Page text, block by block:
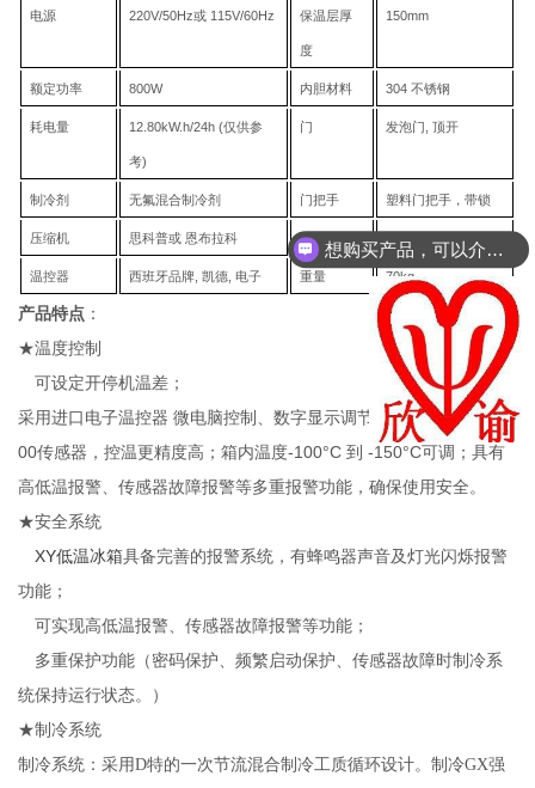
电源 220V/50Hz或 115V/60Hz 保温层厚
度
150mm
额定功率 800W 内胆材料 304不锈钢
耗电量 12 .80kW.h/24h (仅供参
考)
门 发泡门 ,顶开
制冷剂 无氟混合制冷剂 门把手 塑料门把手，带锁
压缩机 思科普或 恩布拉科 脚轮 4 福马脚轮
温控器 西班牙品牌 ,凯德 ,电子 重量 70kg
产品特点 ：
★温度控制
可设定开停机温差 ；
采用进口电子温控器 微电脑控制、数字显示调节单位为0.1 ℃；PT1
00传感器，控温更精度高；箱内温度-100°C到-150°C可调；具有
高低温报警、传感器故障报警等多重报警功能，确保使用安全。
★安全系统
XY低温冰箱具备完善的报警系统，有蜂鸣器声音及灯光闪烁报警
功能；
可实现高低温报警、传感器故障报警等功能；
多重保护功能（密码保护、频繁启动保护、传感器故障时制冷系
统保持运行状态。）
★制冷系统
制冷系统：采用D特的一次节流混合制冷工质循环设计。制冷GX强
想购买产品，可以介绍下你们的产品么？